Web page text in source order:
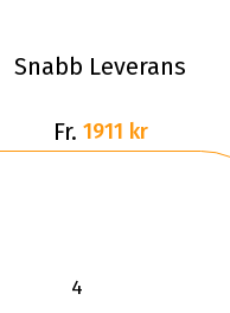
Snabb Leverans
Fr. 1911 kr